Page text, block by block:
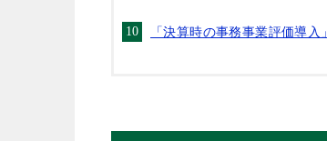
「決算時の事務事業評価導